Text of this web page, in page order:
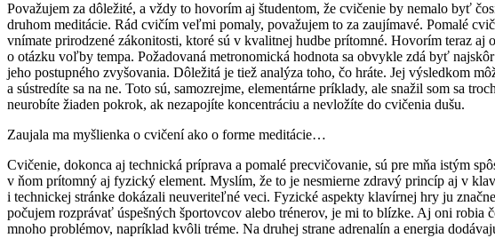
Považujem za dôležité, a vždy to hovorím aj študentom, že cvičenie by nemalo byť
druhom meditácie. Rád cvičím veľmi pomaly, považujem to za zaujímavé. Pomalé
vnímate prirodzené zákonitosti, ktoré sú v kvalitnej hudbe prítomné. Hovorím teraz
o otázku voľby tempa. Požadovaná metronomická hodnota sa obvykle zdá byť
jeho postupného zvyšovania. Dôležitá je tiež analýza toho, čo hráte. Jej výsledkom
a sústredíte sa na ne. Toto sú, samozrejme, elementárne príklady, ale snažil som sa
neurobíte žiaden pokrok, ak nezapojíte koncentráciu a nevložíte do cvičenia dušu.
Zaujala ma myšlienka o cvičení ako o forme meditácie…
Cvičenie, dokonca aj technická príprava a pomalé precvičovanie, sú pre mňa istým
v ňom prítomný aj fyzický element. Myslím, že to je nesmierne zdravý princíp aj v
i technickej stránke dokázali neuveriteľné veci. Fyzické aspekty klavírnej hry ju
počujem rozprávať úspešných športovcov alebo trénerov, je mi to blízke. Aj oni
mnoho problémov, napríklad kvôli tréme. Na druhej strane adrenalín a energia